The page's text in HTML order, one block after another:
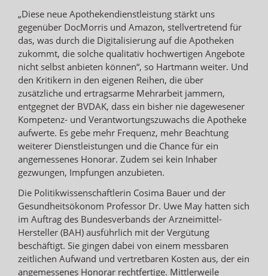
„Diese neue Apothekendienstleistung stärkt uns
gegenüber DocMorris und Amazon, stellvertretend für
das, was durch die Digitalisierung auf die Apotheken
zukommt, die solche qualitativ hochwertigen Angebote
nicht selbst anbieten können“, so Hartmann weiter. Und
den Kritikern in den eigenen Reihen, die über
zusätzliche und ertragsarme Mehrarbeit jammern,
entgegnet der BVDAK, dass ein bisher nie dagewesener
Kompetenz- und Verantwortungszuwachs die Apotheke
aufwerte. Es gebe mehr Frequenz, mehr Beachtung
weiterer Dienstleistungen und die Chance für ein
angemessenes Honorar. Zudem sei kein Inhaber
gezwungen, Impfungen anzubieten.
Die Politikwissenschaftlerin Cosima Bauer und der
Gesundheitsökonom Professor Dr. Uwe May hatten sich
im Auftrag des Bundesverbands der Arzneimittel-
Hersteller (BAH) ausführlich mit der Vergütung
beschäftigt. Sie gingen dabei von einem messbaren
zeitlichen Aufwand und vertretbaren Kosten aus, der ein
angemessenes Honorar rechtfertige. Mittlerweile